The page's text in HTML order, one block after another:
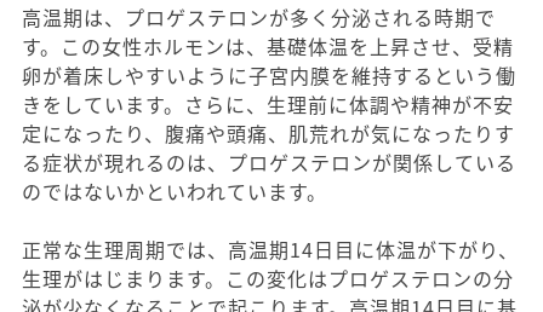
高温期は、プロゲステロンが多く分泌される時期で
す。この女性ホルモンは、基礎体温を上昇させ、受精
卵が着床しやすいように子宮内膜を維持するという働
きをしています。さらに、生理前に体調や精神が不安
定になったり、腹痛や頭痛、肌荒れが気になったりす
る症状が現れるのは、プロゲステロンが関係している
のではないかといわれています。
正常な生理周期では、高温期14日目に体温が下がり、
生理がはじまります。この変化はプロゲステロンの分